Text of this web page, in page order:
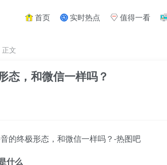
首页 实时热点 值得一看
正文
态，和微信一样吗？
什么